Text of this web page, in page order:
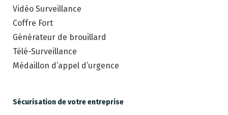
Vidéo Surveillance
Coffre Fort
Générateur de brouillard
Télé-Surveillance
Médaillon d’appel d’urgence
Sécurisation de votre entreprise